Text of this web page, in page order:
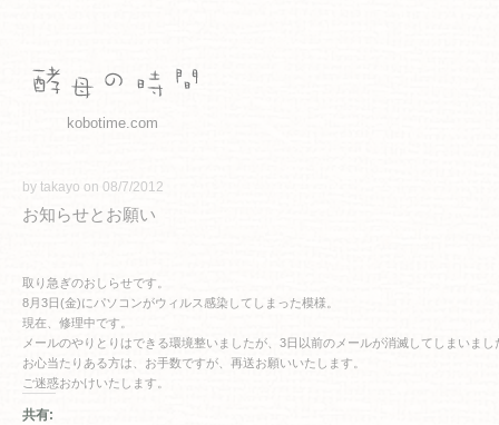
kobotime.com
お知らせとお願い
by takayo on 08/7/2012
取り急ぎのおしらせです。
8月3日(金)にパソコンがウィルス感染してしまった模様。
現在、修理中です。
メールのやりとりはできる環境整いましたが、3日以前のメールが消滅してしまいまし
お心当たりある方は、お手数ですが、再送お願いいたします。
ご迷惑おかけいたします。
共有: